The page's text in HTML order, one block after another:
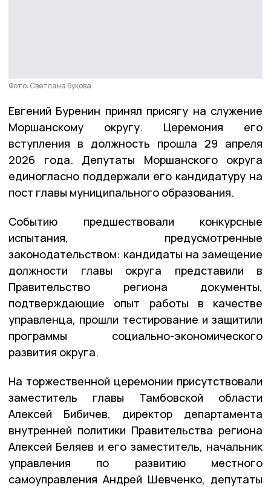
Фото: Светлана Букова
Евгений Буренин принял присягу на служение
Моршанскому округу. Церемония его
вступления в должность прошла 29 апреля
2026 года. Депутаты Моршанского округа
единогласно поддержали его кандидатуру на
пост главы муниципального образования.
Событию предшествовали конкурсные
испытания, предусмотренные
законодательством: кандидаты на замещение
должности главы округа представили в
Правительство региона документы,
подтверждающие опыт работы в качестве
управленца, прошли тестирование и защитили
программы социально-экономического
развития округа.
На торжественной церемонии присутствовали
заместитель главы Тамбовской области
Алексей Бибичев, директор департамента
внутренней политики Правительства региона
Алексей Беляев и его заместитель, начальник
управления по развитию местного
самоуправления Андрей Шевченко, депутаты